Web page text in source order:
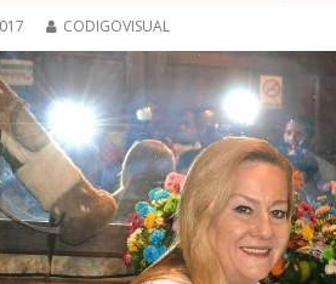
CODIGOVISUAL